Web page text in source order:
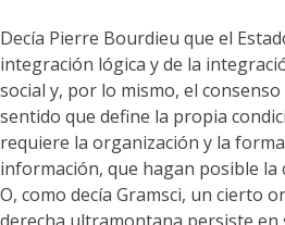
Decía Pierre Bourdieu que el
integración lógica y de la
social y, por lo mismo, el
sentido que define la propia
requiere la organización y la
información, que hagan posible la
O, como decía Gramsci, un cierto